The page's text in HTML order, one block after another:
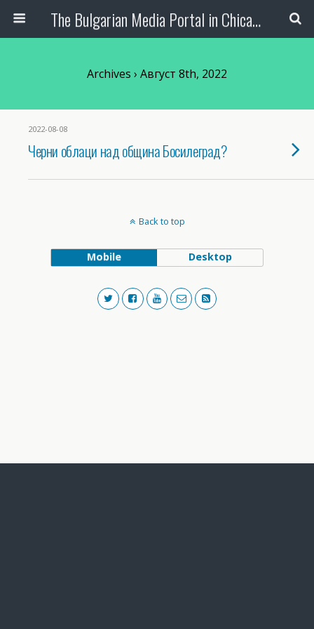
The Bulgarian Media Portal in Chicago
Archives › Август 8th, 2022
2022-08-08
Черни облаци над община Босилеград?
Back to top
Mobile Desktop